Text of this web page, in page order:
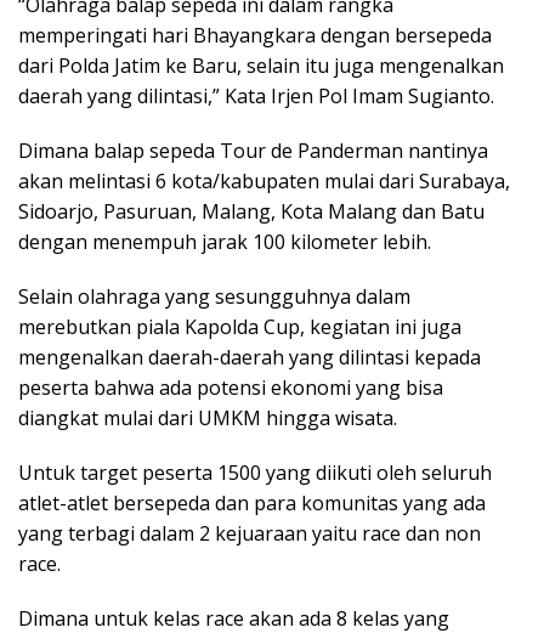
memperingati hari Bhayangkara dengan bersepeda
dari Polda Jatim ke Baru, selain itu juga mengenalkan
daerah yang dilintasi,” Kata Irjen Pol Imam Sugianto.
Dimana balap sepeda Tour de Panderman nantinya
akan melintasi 6 kota/kabupaten mulai dari Surabaya,
Sidoarjo, Pasuruan, Malang, Kota Malang dan Batu
dengan menempuh jarak 100 kilometer lebih.
Selain olahraga yang sesungguhnya dalam
merebutkan piala Kapolda Cup, kegiatan ini juga
mengenalkan daerah-daerah yang dilintasi kepada
peserta bahwa ada potensi ekonomi yang bisa
diangkat mulai dari UMKM hingga wisata.
Untuk target peserta 1500 yang diikuti oleh seluruh
atlet-atlet bersepeda dan para komunitas yang ada
yang terbagi dalam 2 kejuaraan yaitu race dan non
race.
Dimana untuk kelas race akan ada 8 kelas yang